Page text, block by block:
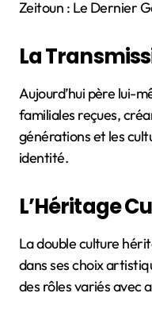
Zeitoun : Le Dernier
La
Aujourd’hui père lui-
familiales reçues,
générations et les
identité.
L’Héritage
La double culture
dans ses choix
des rôles variés avec